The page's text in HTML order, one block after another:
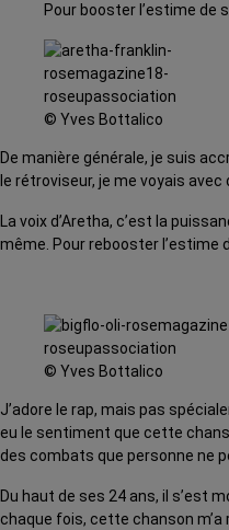
Pour booster l’estime de
© Yves Bottalico
De manière générale, je suis
le rétroviseur, je me voyais
La voix d’Aretha, c’est la
même. Pour rebooster l’estime
© Yves Bottalico
J’adore le rap, mais pas
eu le sentiment que cette
des combats que personne ne
Du haut de ses 24 ans, il s’est
chaque fois, cette chanson